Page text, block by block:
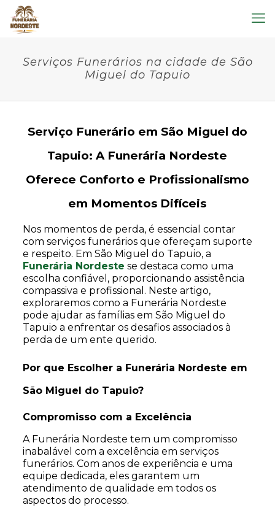
Serviços Funerários na cidade de São
Miguel do Tapuio
Serviço Funerário em São Miguel do
Tapuio: A Funerária Nordeste
Oferece Conforto e Profissionalismo
em Momentos Difíceis
Nos momentos de perda, é essencial contar
com serviços funerários que ofereçam suporte
e respeito. Em São Miguel do Tapuio, a
Funerária Nordeste se destaca como uma
escolha confiável, proporcionando assistência
compassiva e profissional. Neste artigo,
exploraremos como a Funerária Nordeste
pode ajudar as famílias em São Miguel do
Tapuio a enfrentar os desafios associados à
perda de um ente querido.
Por que Escolher a Funerária Nordeste em
São Miguel do Tapuio?
Compromisso com a Excelência
A Funerária Nordeste tem um compromisso
inabalável com a excelência em serviços
funerários. Com anos de experiência e uma
equipe dedicada, eles garantem um
atendimento de qualidade em todos os
aspectos do processo.